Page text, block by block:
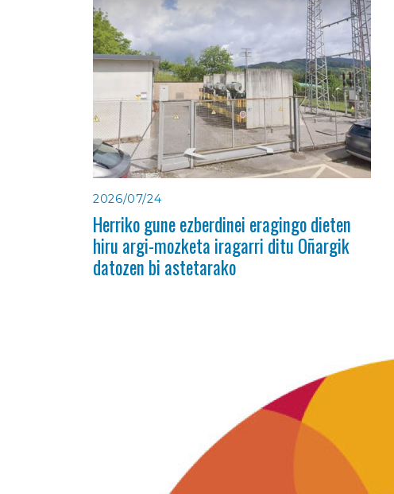
2026/07/24
Herriko gune ezberdinei eragingo dieten
hiru argi-mozketa iragarri ditu Oñargik
datozen bi astetarako